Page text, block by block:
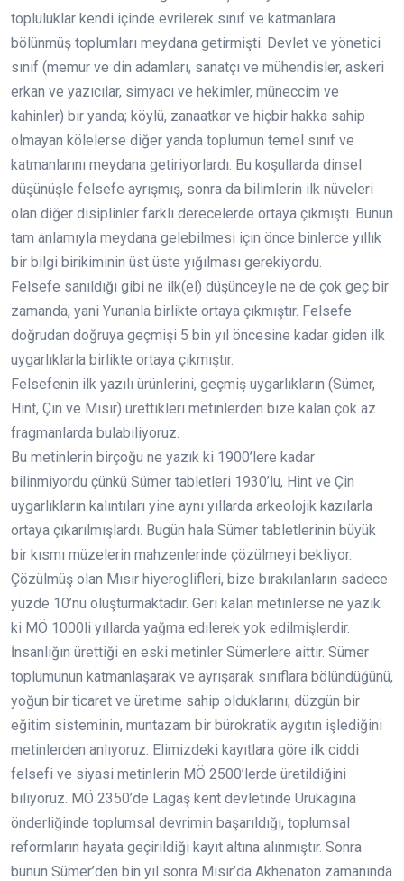
topluluklar kendi içinde evrilerek sınıf ve katmanlara
bölünmüş toplumları meydana getirmişti. Devlet ve yönetici
sınıf (memur ve din adamları, sanatçı ve mühendisler, askeri
erkan ve yazıcılar, simyacı ve hekimler, müneccim ve
kahinler) bir yanda; köylü, zanaatkar ve hiçbir hakka sahip
olmayan kölelerse diğer yanda toplumun temel sınıf ve
katmanlarını meydana getiriyorlardı. Bu koşullarda dinsel
düşünüşle felsefe ayrışmış, sonra da bilimlerin ilk nüveleri
olan diğer disiplinler farklı derecelerde ortaya çıkmıştı. Bunun
tam anlamıyla meydana gelebilmesi için önce binlerce yıllık
bir bilgi birikiminin üst üste yığılması gerekiyordu.
Felsefe sanıldığı gibi ne ilk(el) düşünceyle ne de çok geç bir
zamanda, yani Yunanla birlikte ortaya çıkmıştır. Felsefe
doğrudan doğruya geçmişi 5 bin yıl öncesine kadar giden ilk
uygarlıklarla birlikte ortaya çıkmıştır.
Felsefenin ilk yazılı ürünlerini, geçmiş uygarlıkların (Sümer,
Hint, Çin ve Mısır) ürettikleri metinlerden bize kalan çok az
fragmanlarda bulabiliyoruz.
Bu metinlerin birçoğu ne yazık ki 1900’lere kadar
bilinmiyordu çünkü Sümer tabletleri 1930’lu, Hint ve Çin
uygarlıkların kalıntıları yine aynı yıllarda arkeolojik kazılarla
ortaya çıkarılmışlardı. Bugün hala Sümer tabletlerinin büyük
bir kısmı müzelerin mahzenlerinde çözülmeyi bekliyor.
Çözülmüş olan Mısır hiyeroglifleri, bize bırakılanların sadece
yüzde 10’nu oluşturmaktadır. Geri kalan metinlerse ne yazık
ki MÖ 1000li yıllarda yağma edilerek yok edilmişlerdir.
İnsanlığın ürettiği en eski metinler Sümerlere aittir. Sümer
toplumunun katmanlaşarak ve ayrışarak sınıflara bölündüğünü,
yoğun bir ticaret ve üretime sahip olduklarını; düzgün bir
eğitim sisteminin, muntazam bir bürokratik aygıtın işlediğini
metinlerden anlıyoruz. Elimizdeki kayıtlara göre ilk ciddi
felsefi ve siyasi metinlerin MÖ 2500’lerde üretildiğini
biliyoruz. MÖ 2350’de Lagaş kent devletinde Urukagina
önderliğinde toplumsal devrimin başarıldığı, toplumsal
reformların hayata geçirildiği kayıt altına alınmıştır. Sonra
bunun Sümer’den bin yıl sonra Mısır’da Akhenaton zamanında